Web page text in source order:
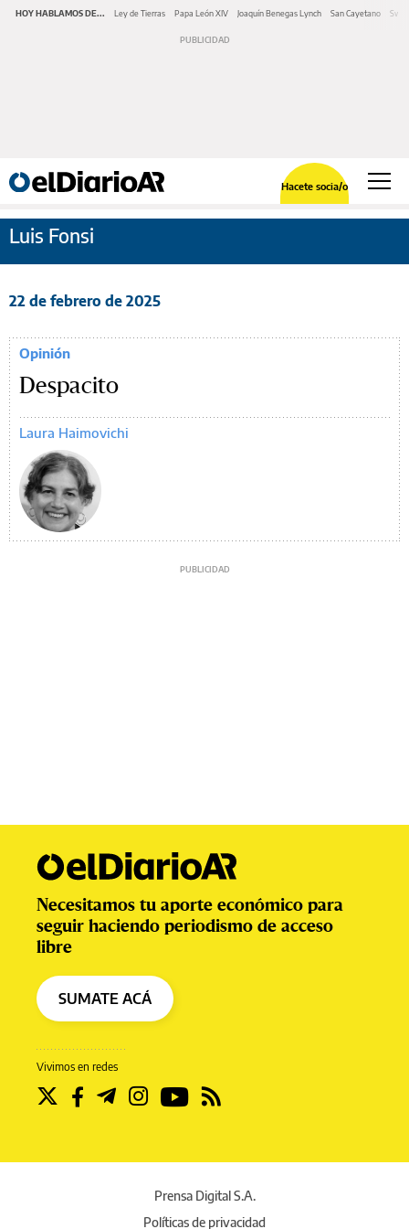
HOY HABLAMOS DE... Ley de Tierras Papa León XIV Joaquín Benegas Lynch San Cayetano
Hacete socia/o
Luis Fonsi
22 de febrero de 2025
Opinión
Despacito
Laura Haimovichi
Vivimos en redes
Necesitamos tu aporte económico para
seguir haciendo periodismo de acceso
libre
SUMATE ACÁ
Prensa Digital S.A.
Políticas de privacidad